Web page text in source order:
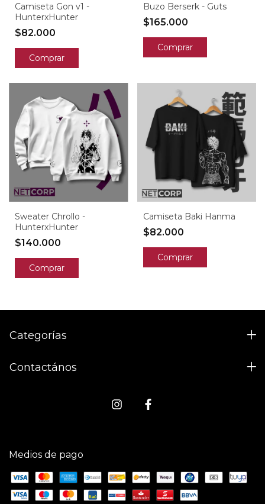
Camiseta Gon v1 -
HunterxHunter
$82.000
Comprar
Buzo Berserk - Guts
$165.000
Comprar
Sweater Chrollo -
HunterxHunter
$140.000
Comprar
Camiseta Baki Hanma
$82.000
Comprar
Categorías
Contactános
Medios de pago